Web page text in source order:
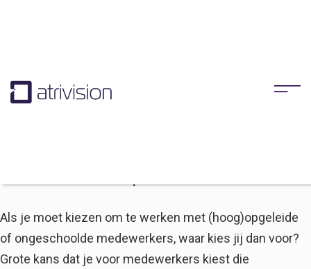
Als je moet kiezen om te werken met (hoog)opgeleide
of ongeschoolde medewerkers, waar kies jij dan voor?
Grote kans dat je voor medewerkers kiest die